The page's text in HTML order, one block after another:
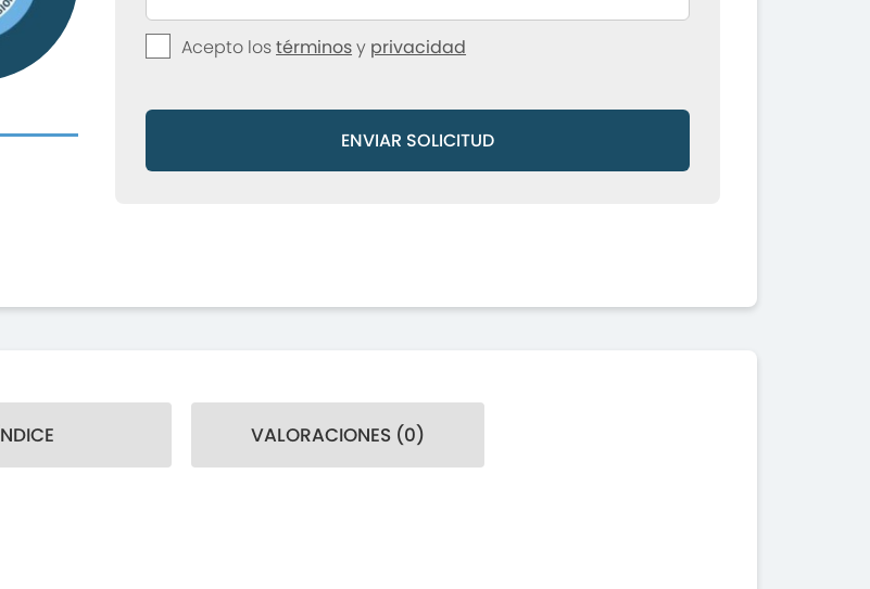
Acepto lostérminosy privacidad
ENVIAR SOLICITUD
VALORACIONES (0)